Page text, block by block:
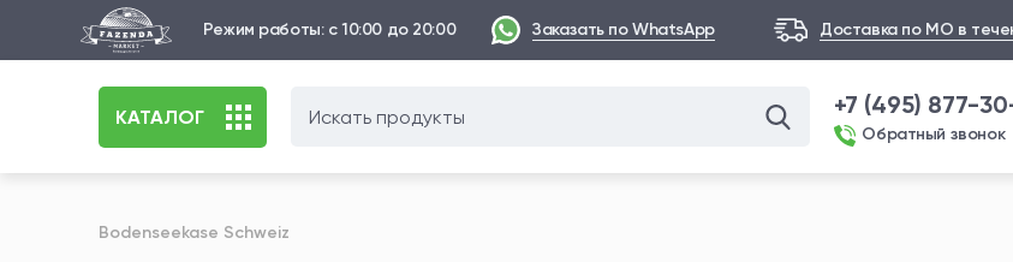
Режим работы: с 10:00 до 20:00 Заказать по WhatsApp Доставка по МО в
КАТАЛОГ +7 (495) 877-
Обратный звонок
Bodenseekase Schweiz